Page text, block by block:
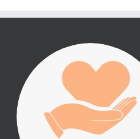
진리횃불 사역은 여러분
의 후원으로 이루어집니
다.